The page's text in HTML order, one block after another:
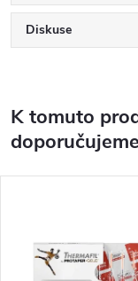
Diskuse
K tomuto